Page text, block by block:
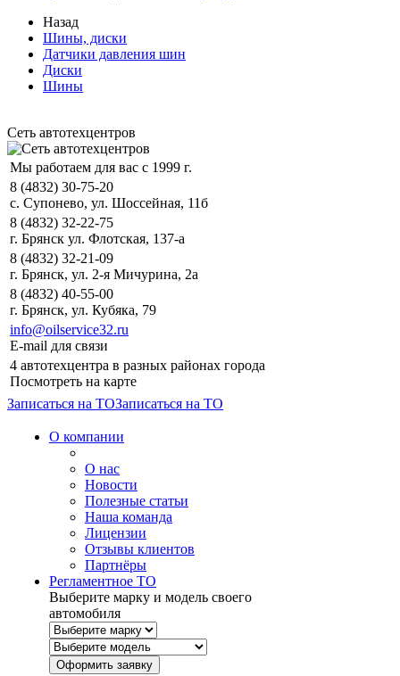
Назад
Шины, диски
Датчики давления шин
Диски
Шины
Сеть автотехцентров
Мы работаем для вас с 1999 г.
8 (4832) 30-75-20
с. Супонево, ул. Шоссейная, 11б
8 (4832) 32-22-75
г. Брянск ул. Флотская, 137-а
8 (4832) 32-21-09
г. Брянск, ул. 2-я Мичурина, 2а
8 (4832) 40-55-00
г. Брянск, ул. Кубяка, 79
info@oilservice32.ru
E-mail для связи
4 автотехцентра в разных районах города
Посмотреть на карте
Записаться на ТОЗаписаться на ТО
О компании
О нас
Новости
Полезные статьи
Наша команда
Лицензии
Отзывы клиентов
Партнёры
Регламентное ТО
Выберите марку и модель своего
автомобиля